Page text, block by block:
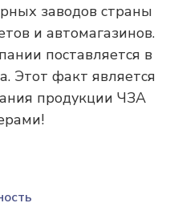
заводов страны
и автомагазинов.
поставляется в
Этот факт является
продукции ЧЗА